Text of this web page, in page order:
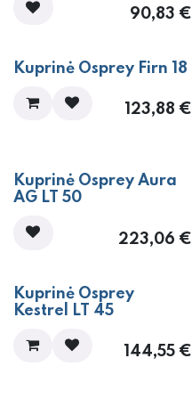
90,83 €
Kuprinė Osprey Firn 18
123,88 €
Kuprinė Osprey Aura
AG LT 50
223,06 €
Kuprinė Osprey
Kestrel LT 45
144,55€